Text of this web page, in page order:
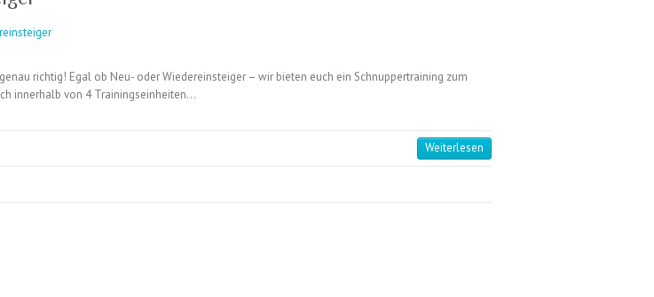
richtig! Egal ob Neu- oder Wiedereinsteiger – wir bieten euch ein Schnuppertraining zum
innerhalb von 4 Trainingseinheiten…
Weiterlesen